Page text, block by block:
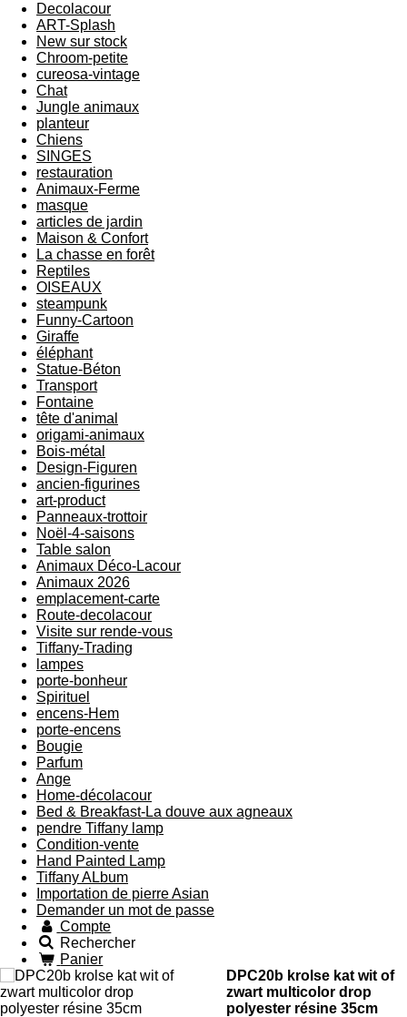
Decolacour
ART-Splash
New sur stock
Chroom-petite
cureosa-vintage
Chat
Jungle animaux
planteur
Chiens
SINGES
restauration
Animaux-Ferme
masque
articles de jardin
Maison & Confort
La chasse en forêt
Reptiles
OISEAUX
steampunk
Funny-Cartoon
Giraffe
éléphant
Statue-Béton
Transport
Fontaine
tête d'animal
origami-animaux
Bois-métal
Design-Figuren
ancien-figurines
art-product
Panneaux-trottoir
Noël-4-saisons
Table salon
Animaux Déco-Lacour
Animaux 2026
emplacement-carte
Route-decolacour
Visite sur rende-vous
Tiffany-Trading
lampes
porte-bonheur
Spirituel
encens-Hem
porte-encens
Bougie
Parfum
Ange
Home-décolacour
Bed & Breakfast-La douve aux agneaux
pendre Tiffany lamp
Condition-vente
Hand Painted Lamp
Tiffany ALbum
Importation de pierre Asian
Demander un mot de passe
Compte
Rechercher
Panier
DPC20b krolse kat wit of
zwart multicolor drop
polyester résine 35cm